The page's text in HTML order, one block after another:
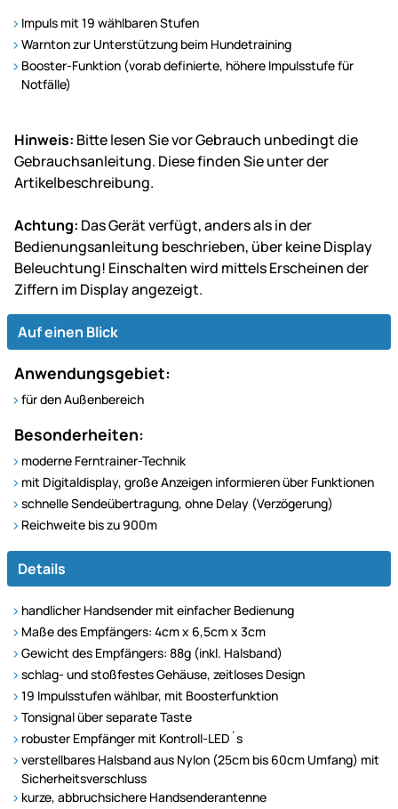
Impuls mit 19 wählbaren Stufen
Warnton zur Unterstützung beim Hundetraining
Booster-Funktion (vorab definierte, höhere Impulsstufe für
Notfälle)
Hinweis: Bitte lesen Sie vor Gebrauch unbedingt die
Gebrauchsanleitung. Diese finden Sie unter der
Artikelbeschreibung.
Achtung: Das Gerät verfügt, anders als in der
Bedienungsanleitung beschrieben, überkeine Display
Beleuchtung! Einschalten wird mittels Erscheinen der
Ziffern im Display angezeigt.
Auf einen Blick
Anwendungsgebiet:
für den Außenbereich
Besonderheiten:
moderne Ferntrainer-Technik
mit Digitaldisplay, große Anzeigen informieren über Funktionen
schnelle Sendeübertragung, ohne Delay (Verzögerung)
Reichweite bis zu 900m
Details
handlicher Handsender mit einfacher Bedienung
Maße des Empfängers: 4cm x 6,5cm x 3cm
Gewicht des Empfängers: 88g (inkl. Halsband)
schlag- und stoßfestes Gehäuse, zeitloses Design
19 Impulsstufen wählbar, mit Boosterfunktion
Tonsignal über separate Taste
robuster Empfänger mit Kontroll-LED´s
verstellbares Halsband aus Nylon (25cm bis 60cm Umfang) mit
Sicherheitsverschluss
kurze, abbruchsichere Handsenderantenne